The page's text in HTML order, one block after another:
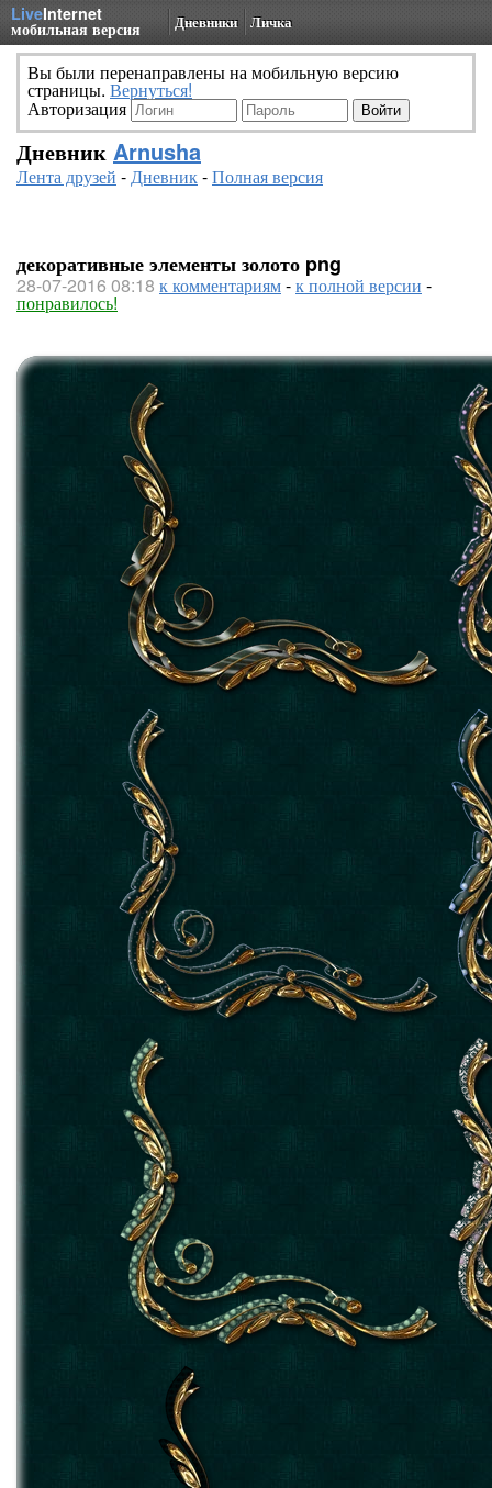
LiveInternet
мобильная версия Дневники Личка
Вы были перенаправлены на мобильную версию
страницы. Вернуться!
Авторизация
Дневник Arnusha
Лента друзей -Дневник-Полная версия
декоративные элементы золото png
28-07-2016 08:18 к комментариям-к полной версии -
понравилось!